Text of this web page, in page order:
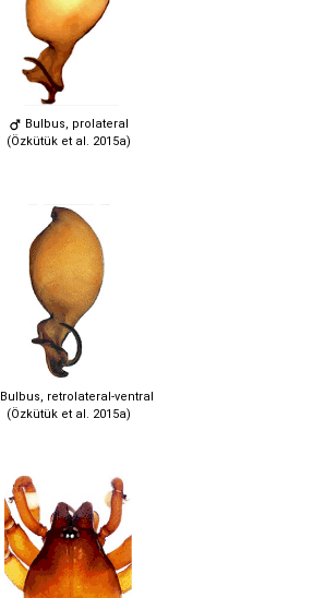
Bulbus, prolateral
(Özkütük et al. 2015a)
Bulbus, retrolateral-ventral
(Özkütük et al. 2015a)